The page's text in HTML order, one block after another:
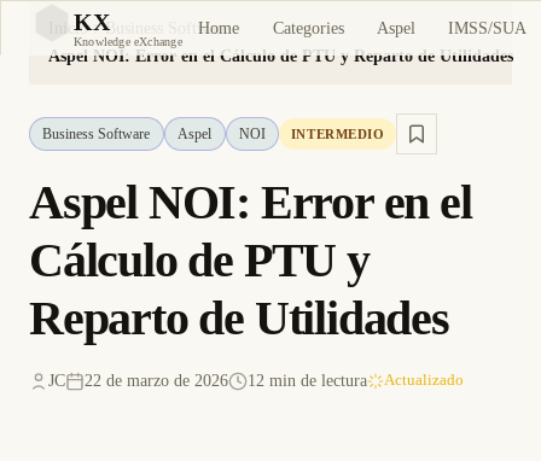
KX
Knowledge eXchange
Home Categories Aspel IMSS/SUA
Inicio
Business Software
Aspel NOI: Error en el Cálculo de PTU y Reparto de Utilidades
Business Software Aspel NOI INTERMEDIO
Aspel NOI: Error en el
Cálculo de PTU y
Reparto de Utilidades
JC 22 de marzo de 2026 12 min de lectura Actualizado